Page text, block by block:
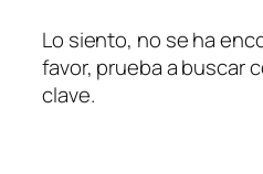
Lo siento, no se ha
favor, prueba a buscar
clave.